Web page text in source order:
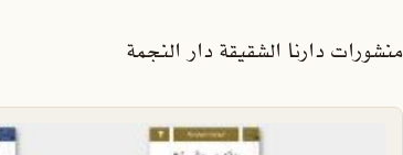
منشورات دارنا الشقيقة دار النجمة